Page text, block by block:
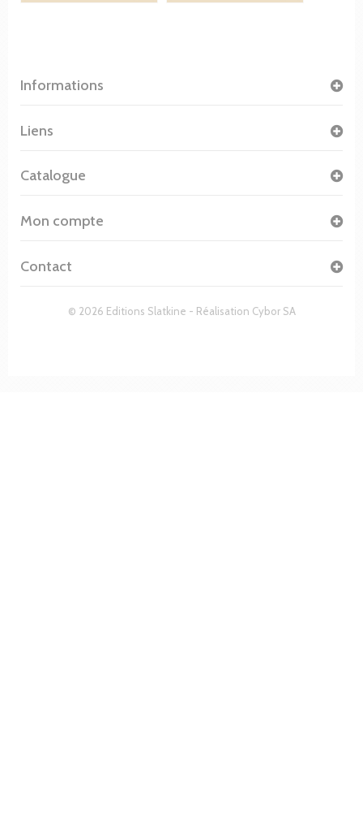
Informations
© 2026 Editions Slatkine - Réalisation Cybor SA
Liens
Catalogue
Mon compte
Contact